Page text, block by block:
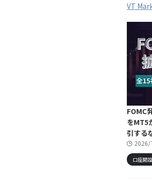
VT
FOMC
をMT5
引する
2026/
口座開